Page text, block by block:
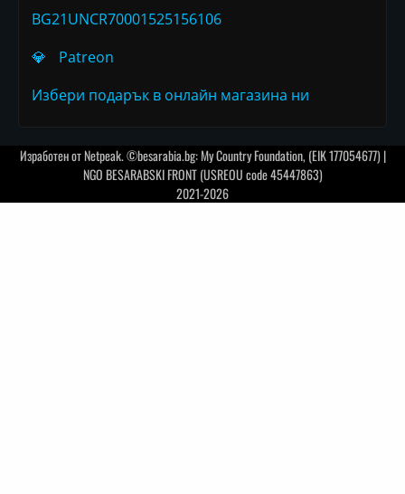
BG21UNCR70001525156106
💎
Patreon
Избери подарък в онлайн магазина ни
Изработен отNetpeak. ©besarabia.bg: My Country Foundation, (EIK 177054677) |
NGO BESARABSKI FRONT (USREOU code 45447863)
2021-2026